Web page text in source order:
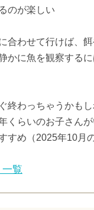
のが楽しい
合わせて行けば、
かに魚を観察する
終わっちゃうかも
くらいのお子さん
すめ（2025年10月
覧